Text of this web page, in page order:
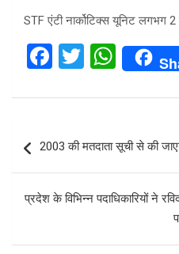
STF एंटी नार्कोटिक्स यूनिट लगभग
F
ce
o
o
k
T
tt
W
h
at
A
p
p
navigation
2003 की मतदाता सूची से की
प्रदेश के विभिन्न पदाधिकारियों ने